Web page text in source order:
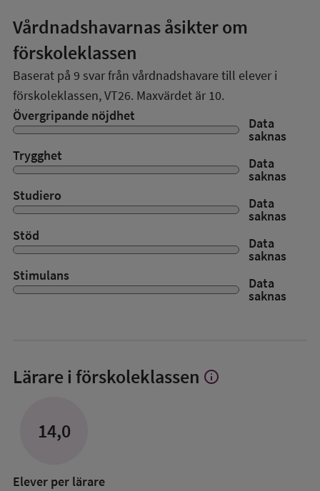
Vårdnadshavarnas åsikter om
förskoleklassen
Baserat på 9 svar från vårdnadshavare till elever i
förskoleklassen,VT26. Maxvärdet är 10.
Övergripande nöjdhet
Data
saknas
Trygghet
Data
saknas
Studiero
Data
saknas
Stöd
Data
saknas
Stimulans
Data
saknas
Lärare i förskoleklassen Visa
info
14,0
Elever per lärare